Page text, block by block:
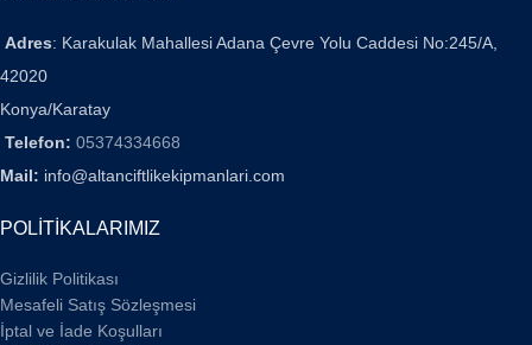
Adres: Karakulak Mahallesi Adana Çevre Yolu Caddesi No:245/A,
42020
Konya/Karatay
Telefon: 05374334668
Mail: info@altanciftlikekipmanlari.com
POLİTİKALARIMIZ
Gizlilik Politikası
Mesafeli Satış Sözleşmesi
İptal ve İade Koşulları